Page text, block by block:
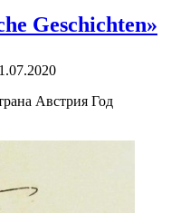
Geschichten»
Австрия Год